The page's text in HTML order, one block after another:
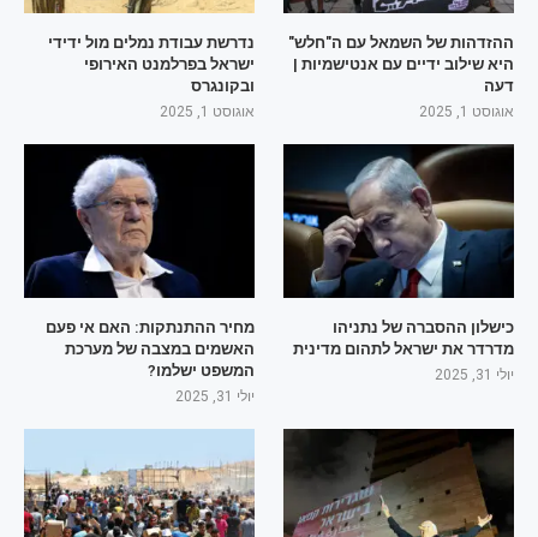
ההזדהות של השמאל עם ה"חלש"
היא שילוב ידיים עם אנטישמיות |
דעה
אוגוסט 1, 2025
נדרשת עבודת נמלים מול ידידי
ישראל בפרלמנט האירופי
ובקונגרס
אוגוסט 1, 2025
כישלון ההסברה של נתניהו
מדרדר את ישראל לתהום מדינית
יולי 31, 2025
מחיר ההתנתקות: האם אי פעם
האשמים במצבה של מערכת
המשפט ישלמו?
יולי 31, 2025